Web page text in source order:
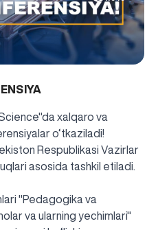
xalqaro va
o‘tkaziladi!
Respublikasi Vazirlar
asosida tashkil etiladi.
"Pedagogika va
va ularning yechimlari"